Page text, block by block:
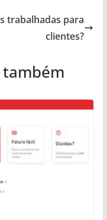
trabalhadas para
clientes?